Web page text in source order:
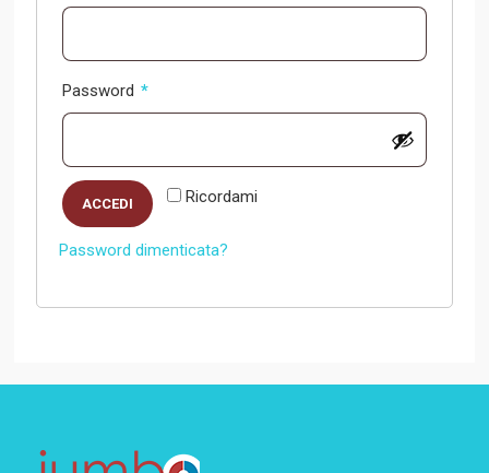
Password *Richiesto
Ricordami
ACCEDI
Password dimenticata?